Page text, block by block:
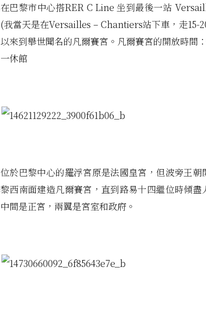
在巴黎市中心搭RER C Line 坐到最後一站
(我當天是在Versailles – Chantiers站下車，走15-
以來到舉世聞名的凡爾賽宮。凡爾賽宮的開放時間
一休館
位於巴黎中心的羅浮宮原是法國皇宮，但波旁王
黎西南面建造凡爾賽宮，直到路易十四繼位時傾
中間是正宮，兩翼是宮室和政府。